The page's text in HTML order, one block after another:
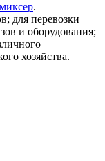
миксер.
для перевозки
и оборудования;
хозяйства.